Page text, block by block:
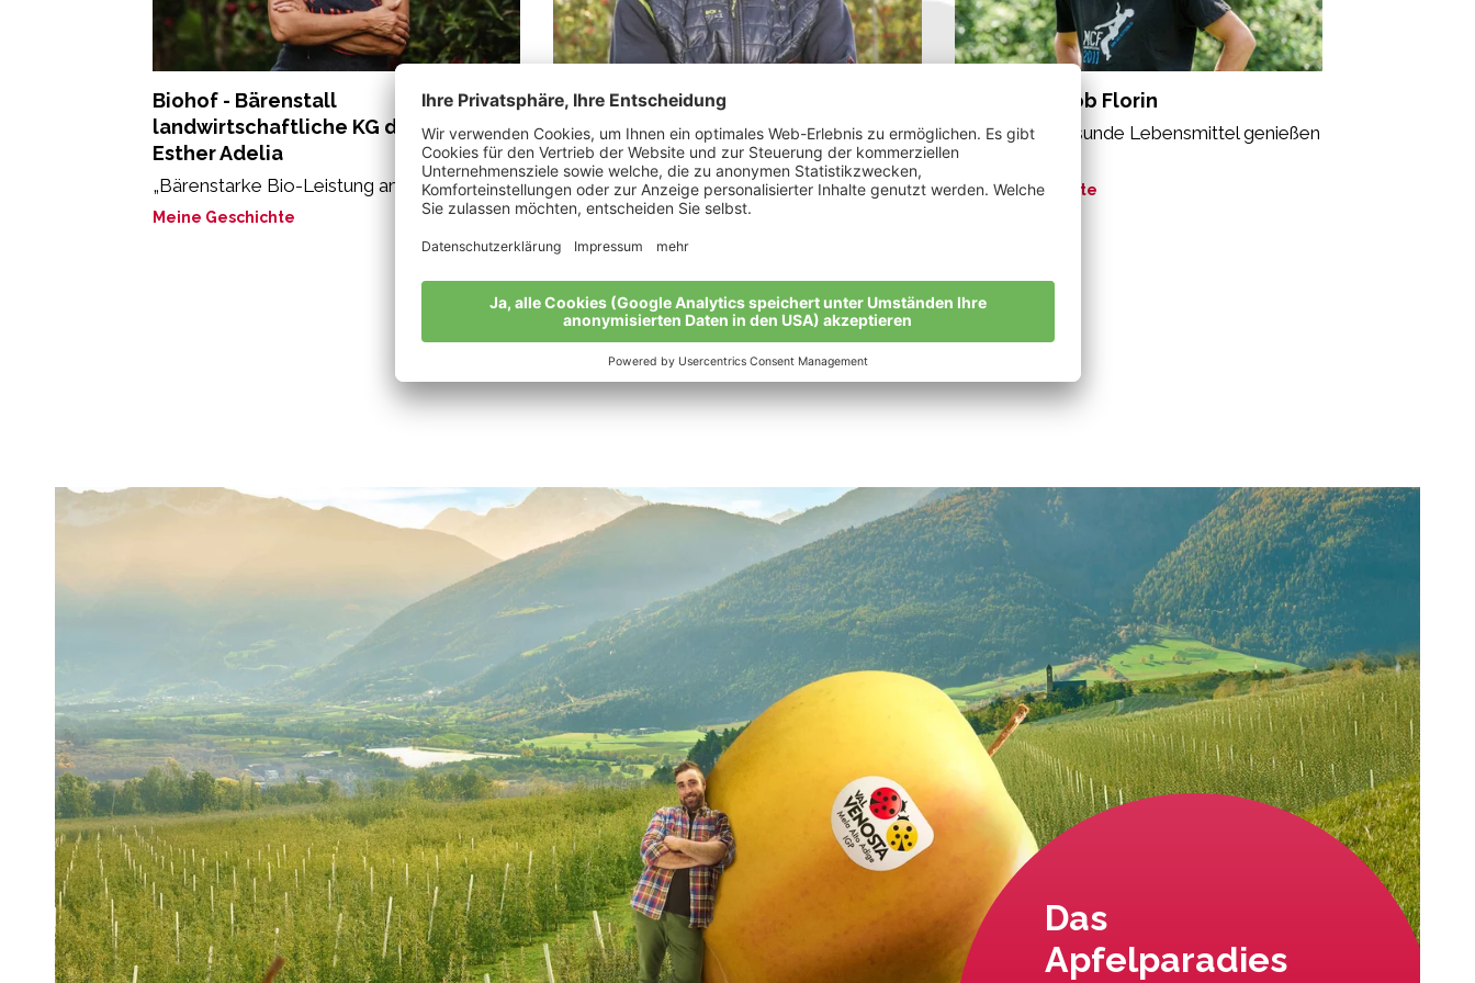
Biohof - Bärenstall
landwirtschaftliche KG der Stricker
Esther Adelia
„Bärenstarke Bio-Leistung am Bärenstall“
Meine Geschichte
Spechtenhauser Stefan
"Ich möchte meinen Söhnen einen guten
Boden hinterlassen"
Meine Geschichte
Pedross Jakob Florin
„Alle sollen gesunde Lebensmittel genießen
dürfen“
Meine Geschichte
Alle Bio-Bauern im Überblick
Das
Apfelparadies